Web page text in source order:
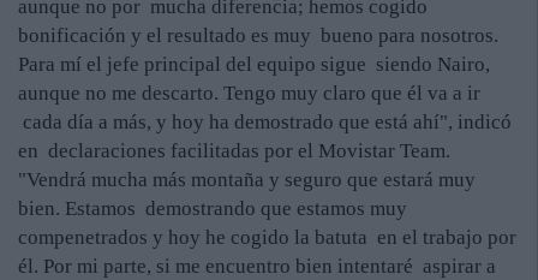
aunque no por mucha diferencia; hemos cogido
bonificación y el resultado es muy bueno para nosotros.
Para mí el jefe principal del equipo sigue siendo Nairo,
aunque no me descarto. Tengo muy claro que él va a ir
cada día a más, y hoy ha demostrado que está ahí", indicó
en declaraciones facilitadas por el Movistar Team.
"Vendrá mucha más montaña y seguro que estará muy
bien. Estamos demostrando que estamos muy
compenetrados y hoy he cogido la batuta en el trabajo por
él. Por mi parte, si me encuentro bien intentaré aspirar a